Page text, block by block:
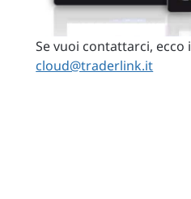
Se vuoi contattarci,
cloud@traderlink.it